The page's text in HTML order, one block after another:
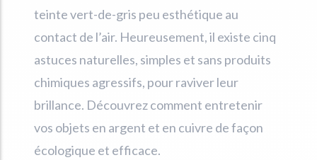
teinte vert-de-gris peu esthétique au
contact de l’air. Heureusement, il existe cinq
astuces naturelles, simples et sans produits
chimiques agressifs, pour raviver leur
brillance. Découvrez comment entretenir
vos objets en argent et en cuivre de façon
écologique et efficace.